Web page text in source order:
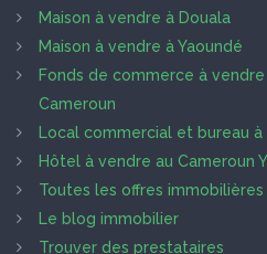
Maison à vendre à Douala
Maison à vendre à Yaoundé
Fonds de commerce à vendre
Cameroun
Local commercial et bureau à
Hôtel à vendre au Cameroun
Toutes les offres immobilières
Le blog immobilier
Trouver des prestataires